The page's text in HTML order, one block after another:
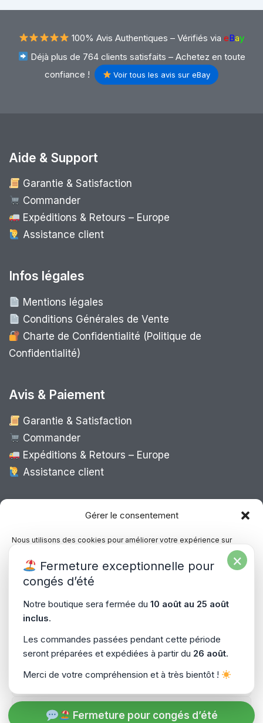
Gérer le consentement
Nous utilisons des cookies pour améliorer votre expérience sur
notre site, analyser le trafic et proposer des contenus personnalisés.
Vous pouvez accepter, refuser ou gérer vos préférences à tout
moment.
Gérer les services
Accepter
Voir les préférences
100% Avis Authentiques – Vérifiés via eBay
Déjà plus de 764 clients satisfaits – Achetez en toute
confiance !
Voir tous les avis sur eBay
Aide & Support
Garantie & Satisfaction
Commander
Expéditions & Retours – Europe
Assistance client
Infos légales
Mentions légales
Conditions Générales de Vente
Charte de Confidentialité (Politique de
Confidentialité)
Avis & Paiement
Garantie & Satisfaction
Commander
Expéditions & Retours – Europe
Assistance client
Expédition Europe
Livraison rapide dans toute l’Europe via
“ Mondial Relay
Copyright © 2026PiecesPC.fr| Développement & Design
Fermeture pour congés d’été
×
Fermeture exceptionnelle pour
congés d’été
Notre boutique sera fermée du 10 août au 25 août
inclus.
Les commandes passées pendant cette période
seront préparées et expédiées à partir du 26 août.
Merci de votre compréhension et à très bientôt !